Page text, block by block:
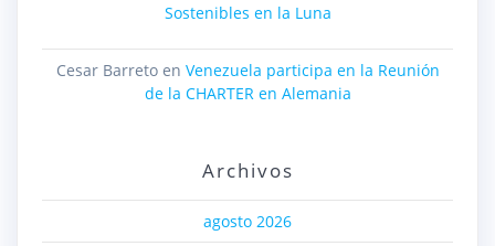
Sostenibles en la Luna
Cesar Barretoen Venezuela participa en la Reunión
de la CHARTER en Alemania
Archivos
agosto 2026